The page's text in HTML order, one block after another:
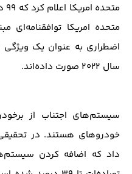
متحده امریکا توافقنامه‌ای
اضطراری به عنوان یک ویژگی
سال ۲۰۲۲ صورت داده‌اند.
سیستم‌های اجتناب از
خودرو‌های هستند. در
داد که اضافه کردن